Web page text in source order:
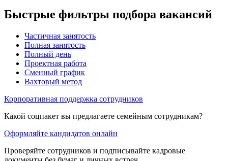
Быстрые фильтры подбора вакансий
Частичная занятость
Полная занятость
Полный день
Проектная работа
Сменный график
Вахтовый метод
Корпоративная поддержка сотрудников
Какой соцпакет вы предлагаете семейным сотрудникам?
Оформляйте кандидатов онлайн
Проверяйте сотрудников и подписывайте кадровые